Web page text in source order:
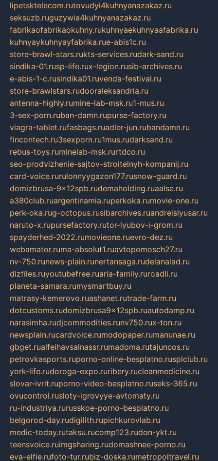
lipetsktelecom.rutovudyi4kuhnyanazakaz.ru
seksuzb.ruguzywia4kuhnyanazakaz.ru
fabrikaofabrikaokuhny.rukuhnyaekuhnyaafabrika.ru
kuhnyaykuhnyayfabrika.rue-abis1c.ru
store-brawl-stars.rukts-services.rudark-sand.ru
sindika-01.rusp-life.rux-legion.rusib-archives.ru
e-abis-1-c.rusindika01.ruvenda-festival.ru
store-brawlstars.rudooraleksandria.ru
antenna-highly.rumine-lab-msk.ru1-mus.ru
3-sex-porn.ruban-damn.rupurse-factory.ru
viagra-tablet.rufasbags.ruadler-jun.rubandamn.ru
fincontech.ru3sexporn.ru1mus.rudarksand.ru
rebus-toys.ruminelab-msk.rurtdco.ru
seo-prodvizhenie-sajtov-stroitelnyh-kompanij.ru
card-voice.rurulonnyygazon177.rusnow-guard.ru
domizbrusa-9x12spb.rudemaholding.ruaalse.ru
a380club.ruargentinamia.ruperkoka.rumovie-one.ru
perk-oka.rug-octopus.rusibarchives.ruandreislyusar.ru
naruto-x.rupursefactory.rutor-lyubov-i-grom.ru
spayderhed-2022.rumovieone.ruevro-dez.ru
webamator.ruma-absolut1.ruavtopomosch27.ru
nv-750.runews-plain.runertansaga.rudelanalad.ru
dizfiles.ruyoutubefree.ruaria-family.ruroadli.ru
planeta-samara.rumysmartbuy.ru
matrasy-kemerovo.ruashanet.rutrade-farm.ru
dotcustoms.rudomizbrusa9x12spb.ruautodamp.ru
narasimha.rudjcommodities.runv750.rux-ton.ru
newsplain.rucardvoice.rumodopaper.rumanunae.ru
gbget.rualfeihavsalnassr.rumadoma.rutajuncos.ru
petrovkasports.ruporno-online-besplatno.rusplclub.ru
york-life.rudoroga-expo.ruribery.rucleanmedicine.ru
slovar-ivrit.ruporno-video-besplatno.ruseks-365.ru
ovucontrol.rusloty-igrovyye-avtomaty.ru
ru-industriya.rurusskoe-porno-besplatno.ru
belgorod-day.rudigilith.rupichkurovlab.ru
medic-today.rutaksu.rucomp123.rudon-ykt.ru
teensvoice.ruimgsharing.rudomashnee-porno.ru
eva-elfie.rufoto-tur.rubiz-doska.rumetropoltravel.ru